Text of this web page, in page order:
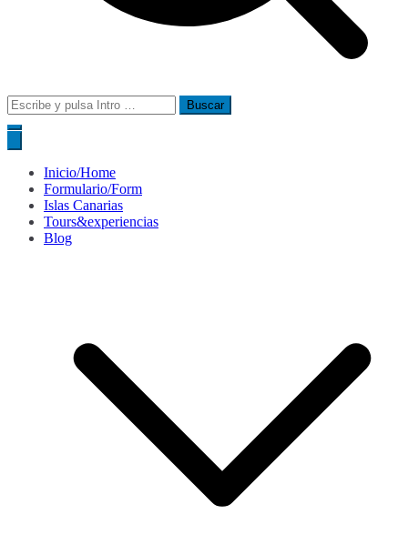
Buscar:
Inicio/Home
Formulario/Form
Islas Canarias
Tours&experiencias
Blog